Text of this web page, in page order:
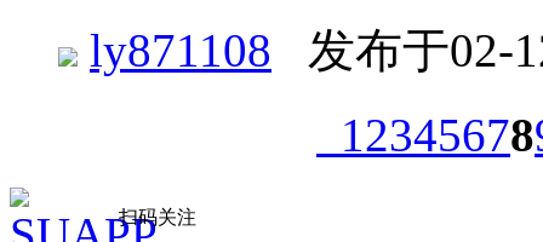
ly871108 发布于02-
12345678
扫码关注